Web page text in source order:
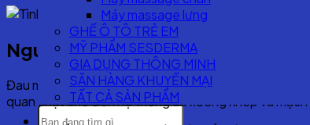
Máy massage lưng
GHẾ Ô TÔ TRẺ EM
MỸ PHẨM SESDERMA
GIA DỤNG THÔNG MINH
SĂN HÀNG KHUYẾN MẠI
TẤT CẢ SẢN PHẨM
Search
Nguyên nhân đau mỏi cổ vai gáy
Đau mỏi cổ vai gáy là tình trạng cơ vùng vai gáy co
quan chặt chẽ đến hệ thống cơ xương khớp và mạch